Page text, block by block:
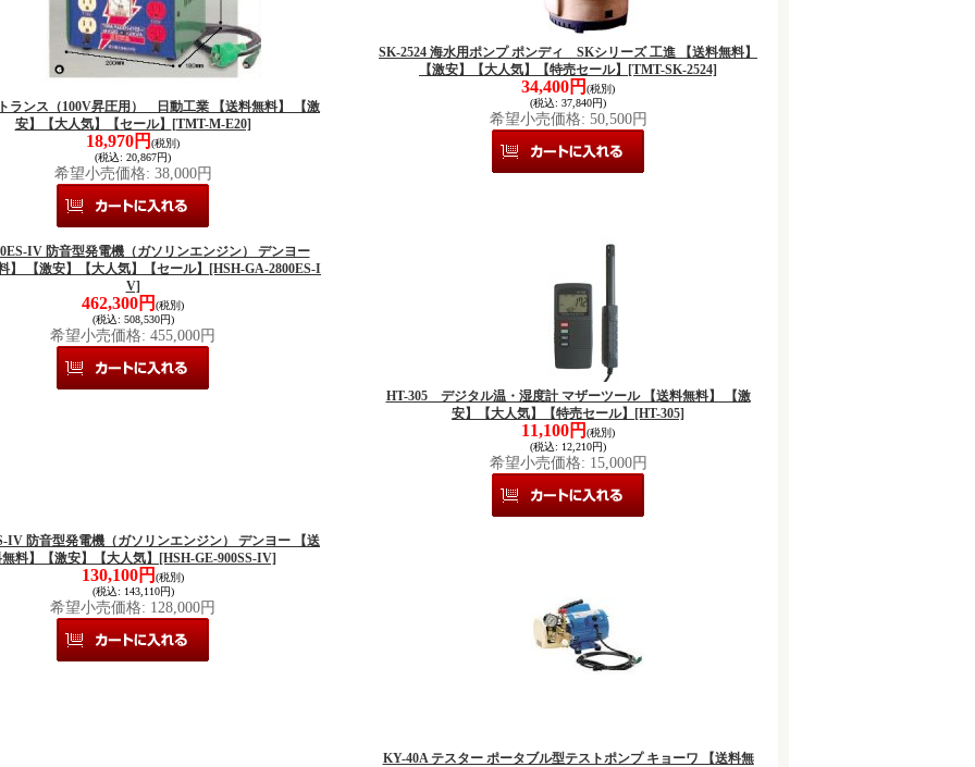
ンス（100V昇圧用） 日動工業 【送料無料】 【激
安】【大人気】【セール】
[TMT-M-E20]
18,970円 (税別)
(税込: 20,867円)
希望小売価格: 38,000円
SK-2524 海水用ポンプ ポンディ SKシリーズ 工進 【送料無料】
【激安】【大人気】【特売セール】
[TMT-SK-2524]
34,400円 (税別)
(税込: 37,840円)
希望小売価格: 50,500円
IV 防音型発電機（ガソリンエンジン） デンヨー
】 【激安】【大人気】【セール】
[HSH-GA-2800ES-I
V]
462,300円 (税別)
(税込: 508,530円)
希望小売価格: 455,000円
HT-305 デジタル温・湿度計 マザーツール 【送料無料】 【激
安】【大人気】【特売セール】
[HT-305]
11,100円 (税別)
(税込: 12,210円)
希望小売価格: 15,000円
IV 防音型発電機（ガソリンエンジン） デンヨー 【送
料】【激安】【大人気】
[HSH-GE-900SS-IV]
130,100円 (税別)
(税込: 143,110円)
希望小売価格: 128,000円
KY-40A テスター ポータブル型テストポンプ キョーワ 【送料無